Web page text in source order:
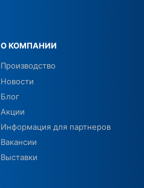
О КОМПАНИИ
Производство
Новости
Блог
Акции
Информация для партнеров
Вакансии
Выставки